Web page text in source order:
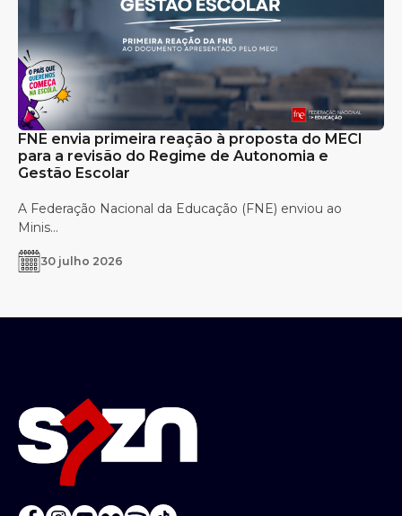
FNE envia primeira reação à proposta do MECI
para a revisão do Regime de Autonomia e
Gestão Escolar
A Federação Nacional da Educação (FNE) enviou ao
Minis...
30 julho 2026